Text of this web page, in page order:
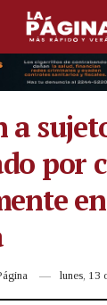
a
por
lunes, 13